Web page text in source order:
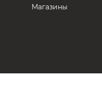
Магазины